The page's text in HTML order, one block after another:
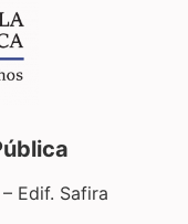
Edif. Safira